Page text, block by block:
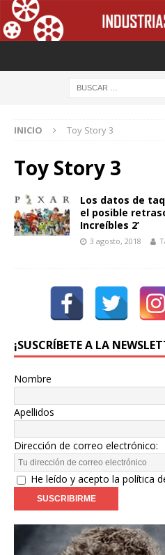
INICIO Toy Story 3
Toy Story 3
Los datos de
el posible
Increíbles 2’
3 agosto, 2018
¡SUSCRÍBETE A LA
Nombre
Apellidos
Dirección de correo electrónico:
He leído y acepto la política